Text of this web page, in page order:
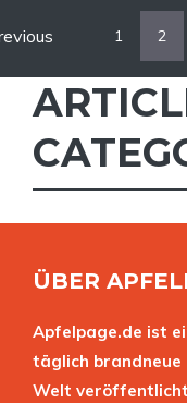
1 2
ÜBER
Apfelpage.de ist
täglich brandneue
Welt